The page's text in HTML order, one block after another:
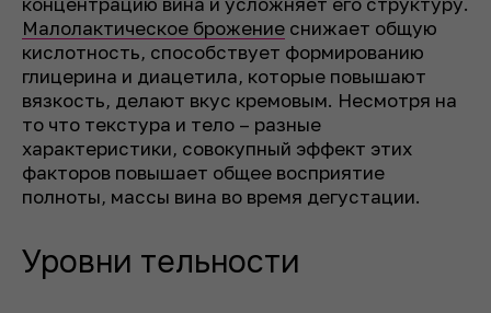
Малолактическое брожение снижает общую
кислотность, способствует формированию
глицерина и диацетила, которые повышают
вязкость, делают вкус кремовым. Несмотря на
то что текстура и тело – разные
характеристики, совокупный эффект этих
факторов повышает общее восприятие
полноты, массы вина во время дегустации.
Уровни тельности